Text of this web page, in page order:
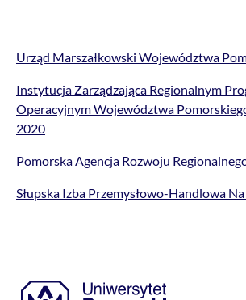
Urząd Marszałkowski Województwa
Instytucja Zarządzająca Regionalnym
Operacyjnym Województwa
2020
Pomorska Agencja Rozwoju Regionalnego
Słupska Izba Przemysłowo-Handlowa Na